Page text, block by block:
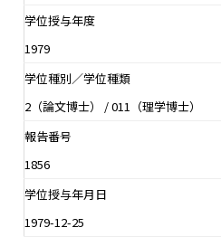
学位授与年度
1979
学位種別／学位種類
2（論文博士） / 011（理学博士）
報告番号
1856
学位授与年月日
1979-12-25